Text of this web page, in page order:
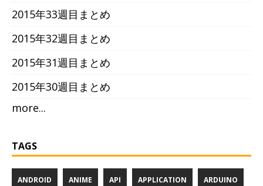
2015年33週目まとめ
2015年32週目まとめ
2015年31週目まとめ
2015年30週目まとめ
more...
TAGS
ANDROID ANIME API APPLICATION ARDUINO